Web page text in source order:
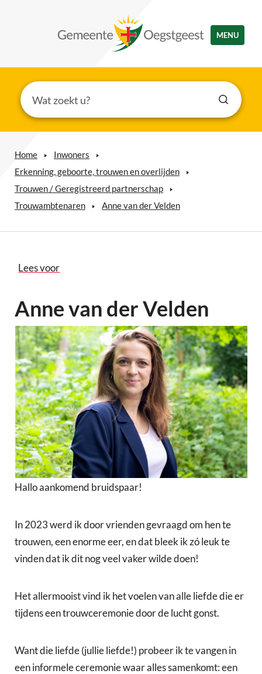
MENU
Home
Inwoners
Erkenning, geboorte, trouwen en overlijden
Trouwen / Geregistreerd partnerschap
Trouwambtenaren
Anne van der Velden
Lees voor
Anne van der Velden
Hallo aankomend bruidspaar!
In 2023 werd ik door vrienden gevraagd om hen te
trouwen, een enorme eer, en dat bleek ik zó leuk te
vinden dat ik dit nog veel vaker wilde doen!
Het allermooist vind ik het voelen van alle liefde die er
tijdens een trouwceremonie door de lucht gonst.
Want die liefde (jullie liefde!) probeer ik te vangen in
een informele ceremonie waar alles samenkomt: een